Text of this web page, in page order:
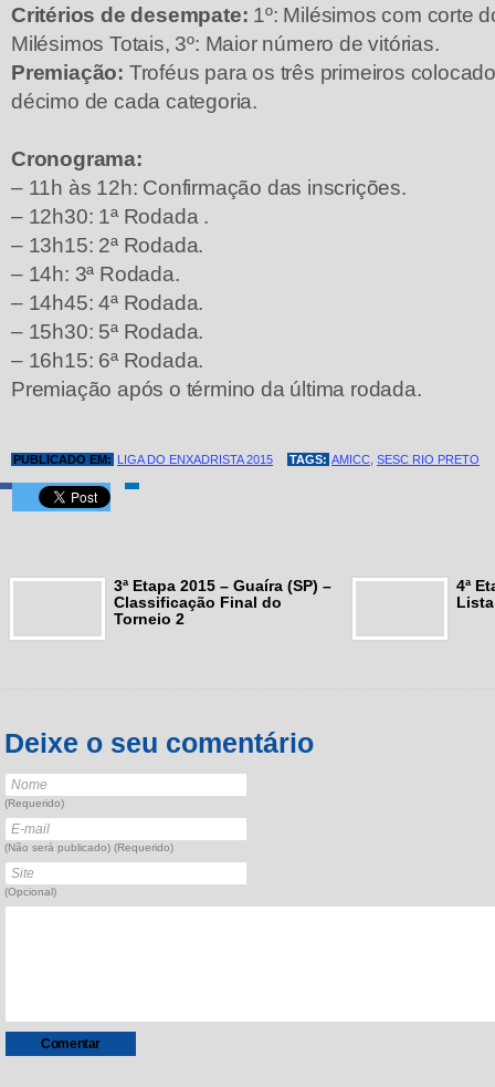
Critérios de desempate: 1º: Milésimos com corte
Milésimos Totais, 3º: Maior número de vitórias.
Premiação: Troféus para os três primeiros
décimo de cada categoria.
Cronograma:
– 11h às 12h: Confirmação das inscrições.
– 12h30: 1ª Rodada .
– 13h15: 2ª Rodada.
– 14h: 3ª Rodada.
– 14h45: 4ª Rodada.
– 15h30: 5ª Rodada.
– 16h15: 6ª Rodada.
Premiação após o término da última rodada.
PUBLICADO EM: LIGA DO ENXADRISTA 2015 TAGS: AMICC SESC RIO PRETO
3ª Etapa 2015 – Guaíra (SP) –
Classificação Final do
Torneio 2
4ª
Deixe o seu comentário
(Requerido)
(Não será publicado) (Requerido)
(Opcional)